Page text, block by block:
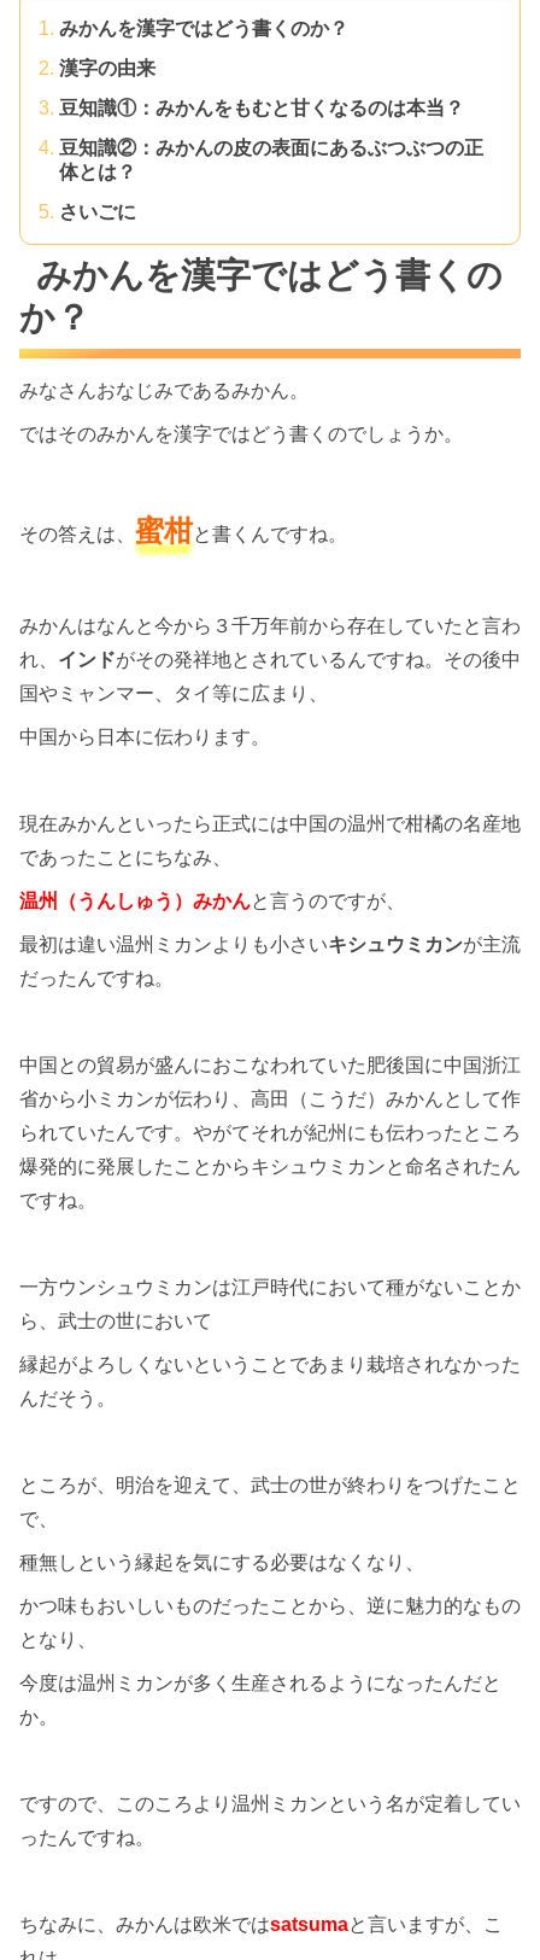
みかんを漢字ではどう書くのか？
漢字の由来
豆知識①：みかんをもむと甘くなるのは本当？
豆知識②：みかんの皮の表面にあるぶつぶつの正
体とは？
さいごに
みかんを漢字ではどう書くの
か？
みなさんおなじみであるみかん。
ではそのみかんを漢字ではどう書くのでしょうか。
その答えは、 蜜柑と書くんですね。
みかんはなんと今から３千万年前から存在していたと言わ
れ、 インドがその発祥地とされているんですね。その後中
国やミャンマー、タイ等に広まり、
中国から日本に伝わります。
現在みかんといったら正式には中国の温州で柑橘の名産地
であったことにちなみ、
温州（うんしゅう）みかんと言うのですが、
最初は違い温州ミカンよりも小さいキシュウミカンが主流
だったんですね。
中国との貿易が盛んにおこなわれていた肥後国に中国浙江
省から小ミカンが伝わり、高田（こうだ）みかんとして作
られていたんです。やがてそれが紀州にも伝わったところ
爆発的に発展したことからキシュウミカンと命名されたん
ですね。
一方ウンシュウミカンは江戸時代において種がないことか
ら、武士の世において
縁起がよろしくないということであまり栽培されなかった
んだそう。
ところが、明治を迎えて、武士の世が終わりをつげたこと
で、
種無しという縁起を気にする必要はなくなり、
かつ味もおいしいものだったことから、逆に魅力的なもの
となり、
今度は温州ミカンが多く生産されるようになったんだと
か。
ですので、このころより温州ミカンという名が定着してい
ったんですね。
ちなみに、みかんは欧米ではsatsumaと言いますが、こ